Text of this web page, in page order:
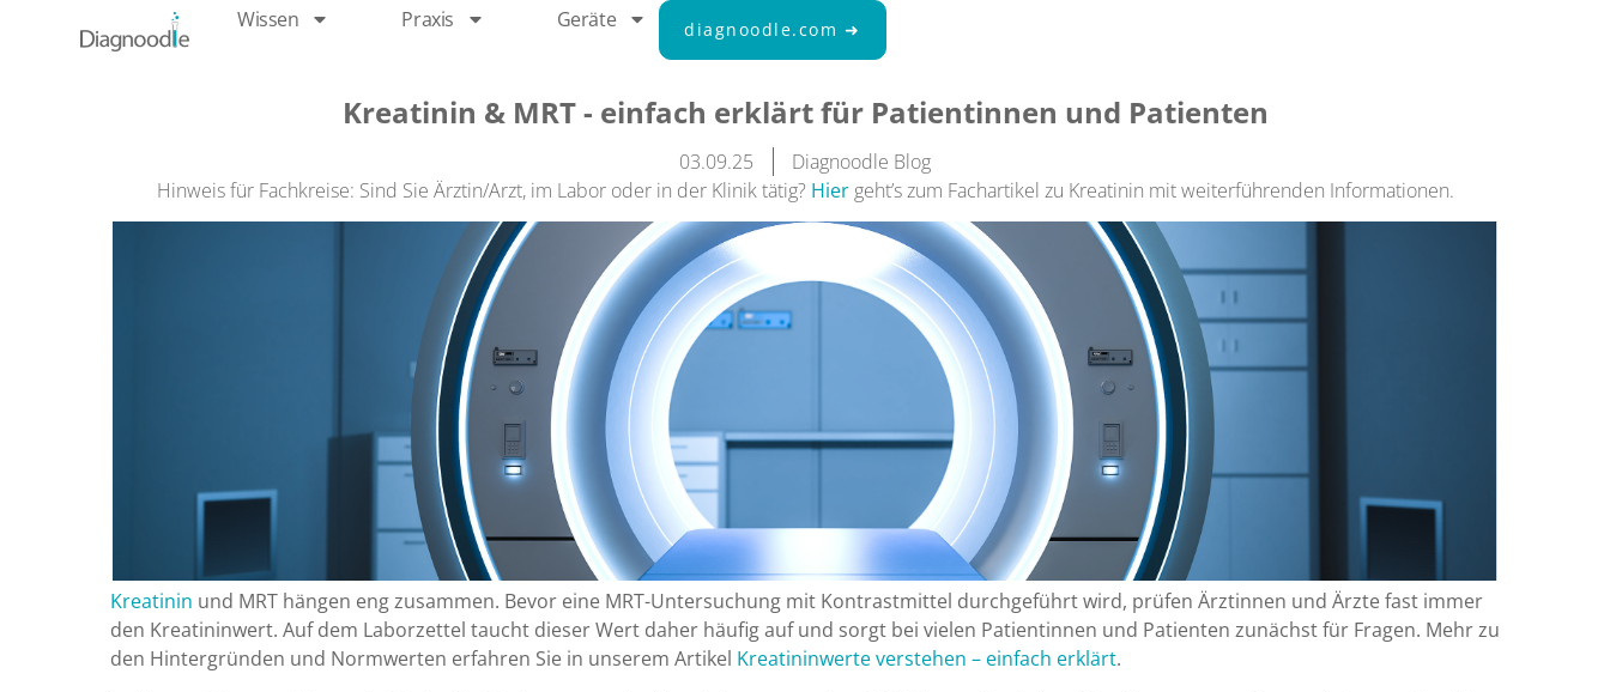
Wissen Praxis Geräte diagnoodle.com ➜
Kreatinin & MRT - einfach erklärt für Patientinnen und Patienten
03.09.25
Diagnoodle Blog
Hinweis für Fachkreise: Sind Sie Ärztin/Arzt, im Labor oder in der Klinik tätig? Hiergeht’s zum Fachartikel zu Kreatinin mit weiterführenden Informationen.
Kreatinin und MRT hängen eng zusammen. Bevor eine MRT-Untersuchung mit Kontrastmittel durchgeführt wird, prüfen Ärztinnen und Ärzte fast immer
den Kreatininwert. Auf dem Laborzettel taucht dieser Wert daher häufig auf und sorgt bei vielen Patientinnen und Patienten zunächst für Fragen. Mehr zu
den Hintergründen und Normwerten erfahren Sie in unserem Artikel Kreatininwerte verstehen – einfach erklärt.